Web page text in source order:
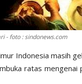
- foto : sindonews.com
Indonesia masih
ratas